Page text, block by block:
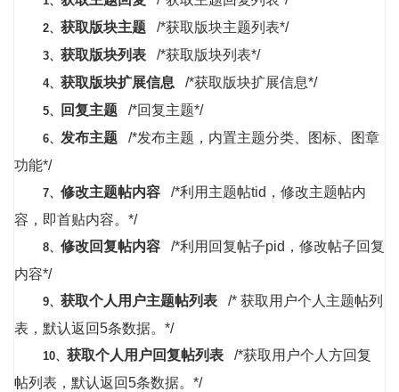
2、 获取版块主题 /*获取版块主题列表*/
3、 获取版块列表 /*获取版块列表*/
4、 获取版块扩展信息 /*获取版块扩展信息*/
5、 回复主题 /*回复主题*/
6、 发布主题 /*发布主题，内置主题分类、图标、图章
功能*/
7、 修改主题帖内容 /*利用主题帖tid，修改主题帖内
容，即首贴内容。*/
8、 修改回复帖内容 /*利用回复帖子pid，修改帖子回复
内容*/
9、 获取个人用户主题帖列表 /* 获取用户个人主题帖列
表，默认返回5条数据。*/
10、 获取个人用户回复帖列表 /*获取用户个人方回复
帖列表，默认返回5条数据。*/